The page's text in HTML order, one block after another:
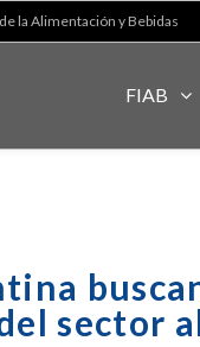
la Alimentación y Bebidas
FIAB
sector